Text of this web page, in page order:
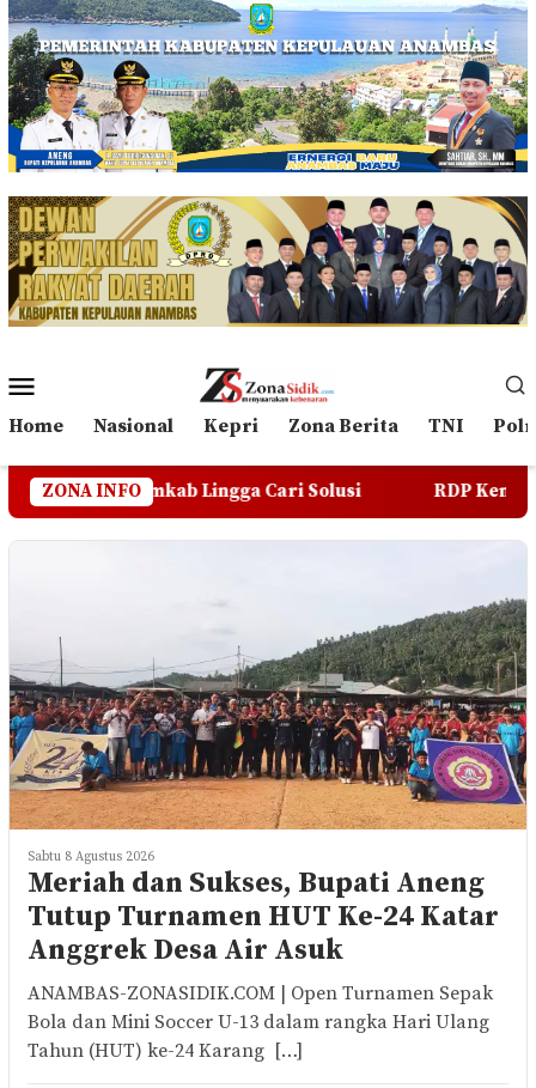
Loncat
ke
konten
Mobile
Home Nasional Kepri Zona Berita TNI
ZONA INFO
Lingga Cari Solusi RDP Kembali Batal,
Sabtu 8 Agustus 2026
Meriah dan Sukses, Bupati Aneng
Tutup Turnamen HUT Ke-24 Katar
Anggrek Desa Air Asuk
ANAMBAS-ZONASIDIK.COM | Open Turnamen Sepak
Bola dan Mini Soccer U-13 dalam rangka Hari Ulang
Tahun (HUT) ke-24 Karang […]